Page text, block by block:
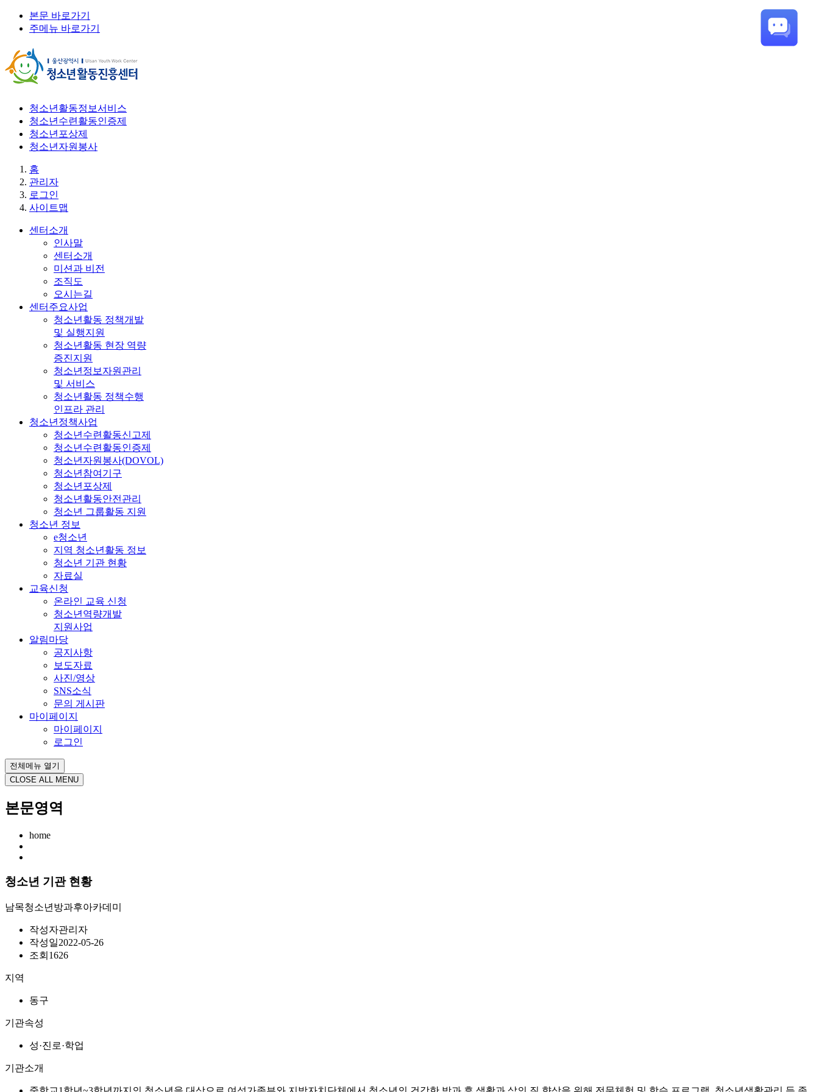
본문 바로가기
주메뉴 바로가기
청소년활동정보서비스
청소년수련활동인증제
청소년포상제
청소년자원봉사
홈
관리자
로그인
사이트맵
센터소개
인사말
센터소개
미션과 비전
조직도
오시는길
센터주요사업
청소년활동 정책개발
및 실행지원
청소년활동 현장 역량
증진지원
청소년정보자원관리
및 서비스
청소년활동 정책수행
인프라 관리
청소년정책사업
청소년수련활동신고제
청소년수련활동인증제
청소년자원봉사(DOVOL)
청소년참여기구
청소년포상제
청소년활동안전관리
청소년 그룹활동 지원
청소년 정보
e청소년
지역 청소년활동 정보
청소년 기관 현황
자료실
교육신청
온라인 교육 신청
청소년역량개발
지원사업
알림마당
공지사항
보도자료
사진/영상
SNS소식
문의 게시판
마이페이지
마이페이지
로그인
전체메뉴 열기
CLOSE ALL MENU
본문영역
home
청소년 기관 현황
남목청소년방과후아카데미
작성자관리자
작성일2022-05-26
조회 1626
지역
동구
기관속성
성·진로·학업
기관소개